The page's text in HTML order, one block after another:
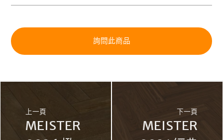
詢問此商品
上一頁
MEISTER
下一頁
MEISTER